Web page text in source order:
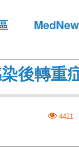
後轉重
4421